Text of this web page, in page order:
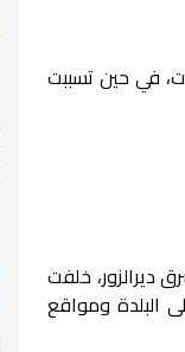
في حين تسببت
ديرالزور، خلفت
البلدة ومواقع